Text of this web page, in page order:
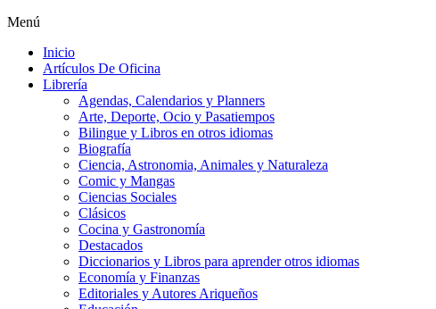
Menú
Inicio
Artículos De Oficina
Librería
Agendas, Calendarios y Planners
Arte, Deporte, Ocio y Pasatiempos
Bilingue y Libros en otros idiomas
Biografía
Ciencia, Astronomia, Animales y Naturaleza
Comic y Mangas
Ciencias Sociales
Clásicos
Cocina y Gastronomía
Destacados
Diccionarios y Libros para aprender otros idiomas
Economía y Finanzas
Editoriales y Autores Ariqueños